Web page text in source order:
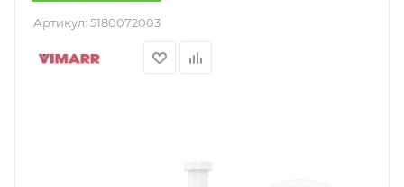
Артикул: 5180072003